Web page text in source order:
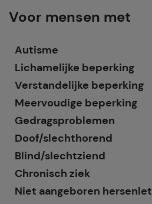
Voor mensen met
Autisme
Lichamelijke beperking
Verstandelijke beperking
Meervoudige beperking
Gedragsproblemen
Doof/slechthorend
Blind/slechtziend
Chronisch ziek
Niet aangeboren